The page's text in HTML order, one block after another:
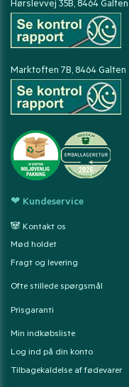
Hørslevvej 35B, 8464 Galten
Marktoften 7B, 8464 Galten
❤ Kundeservice
🐼 Kontakt os
Mød holdet
Fragt og levering
Ofte stillede spørgsmål
Prisgaranti
Min indkøbsliste
Log ind på din konto
Tilbagekaldelse af fødevarer